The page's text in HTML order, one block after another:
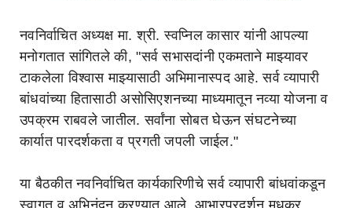
नवनिर्वाचित अध्यक्ष मा. श्री. स्वप्निल कासार यांनी आपल्या
मनोगतात सांगितले की, "सर्व सभासदांनी एकमताने माझ्यावर
टाकलेला विश्वास माझ्यासाठी अभिमानास्पद आहे. सर्व व्यापारी
बांधवांच्या हितासाठी असोसिएशनच्या माध्यमातून नव्या योजना व
उपक्रम राबवले जातील. सर्वांना सोबत घेऊन संघटनेच्या
कार्यात पारदर्शकता व प्रगती जपली जाईल."
या बैठकीत नवनिर्वाचित कार्यकारिणीचे सर्व व्यापारी बांधवांकडून